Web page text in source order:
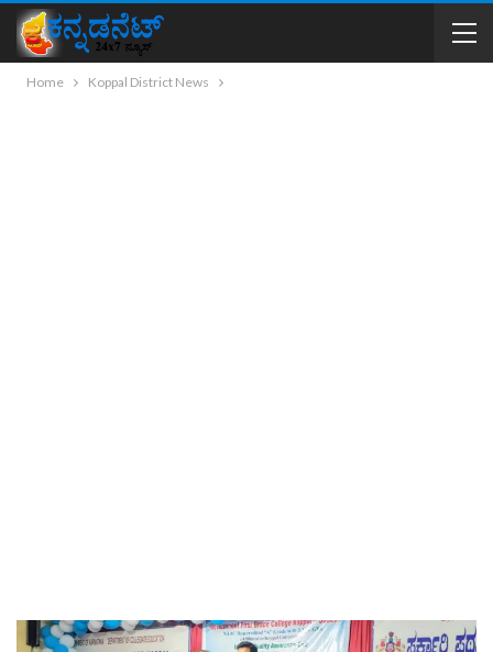
Home Koppal District News